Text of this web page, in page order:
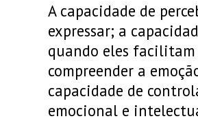
A capacidade de
expressar; a
quando eles facilitam
compreender a
capacidade de
emocional e